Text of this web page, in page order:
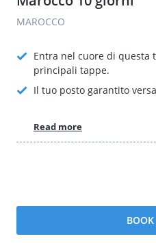
MAROCCO
Entra nel cuore di questa
principali tappe.
Il tuo posto garantito
Read more